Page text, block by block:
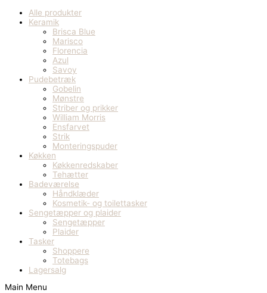
Alle produkter
Keramik
Brisca Blue
Marisco
Florencia
Azul
Savoy
Pudebetræk
Gobelin
Mønstre
Striber og prikker
William Morris
Ensfarvet
Strik
Monteringspuder
Køkken
Køkkenredskaber
Tehætter
Badeværelse
Håndklæder
Kosmetik- og toilettasker
Sengetæpper og plaider
Sengetæpper
Plaider
Tasker
Shoppere
Totebags
Lagersalg
Main Menu